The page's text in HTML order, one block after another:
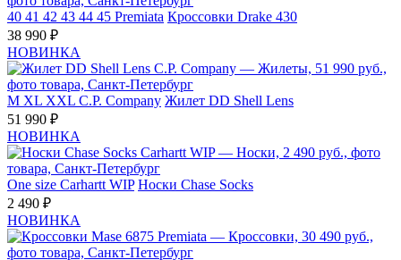
40 41 42 43 44 45 Premiata Кроссовки Drake 430
38 990 ₽
НОВИНКА
M XL XXL C.P. Company Жилет DD Shell Lens
51 990 ₽
НОВИНКА
One size Carhartt WIP Носки Chase Socks
2 490 ₽
НОВИНКА